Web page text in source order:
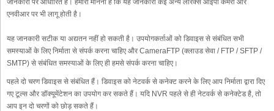
जानकारी पर आधारित है। हमारा मानना है कि यह जानकारी कई अन्य लोरेक्स आईपी कैमरों और
एनवीआर पर भी लागू होती है।
यह जानकारी सटीक या अद्यतन नहीं हो सकती है। उपयोगकर्ताओं को डिवाइस से संबंधित सभी
समस्याओं के लिए निर्माता से संपर्क करना चाहिए और CameraFTP (क्लाउड सेवा / FTP / SFTP /
SMTP) से संबंधित समस्याओं के लिए ही हमसे संपर्क करना चाहिए।
पहले दो चरण डिवाइस से संबंधित हैं। डिवाइस को नेटवर्क से कनेक्ट करने के लिए आप निर्माता द्वारा दिए
गए टूल्स और डॉक्यूमेंटेशन का उपयोग कर सकते हैं। यदि NVR पहले से ही नेटवर्क से कनेक्टेड है, तो
आप इन दो चरणों को छोड़ सकते हैं।